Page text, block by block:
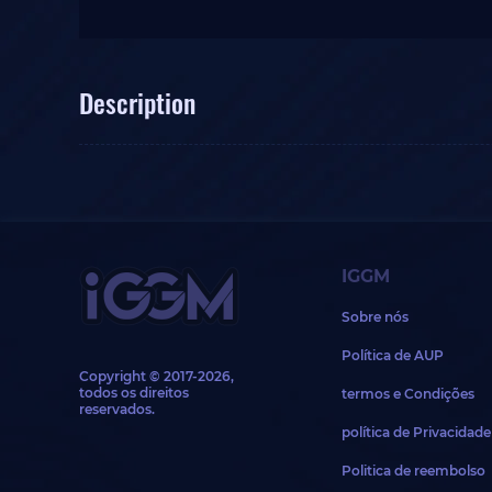
Description
Copyright © 2017-2026,
todos os direitos
reservados.
IGGM
Sobre nós
Política de AUP
termos e Condições
política de Privacidade
Politica de reembolso